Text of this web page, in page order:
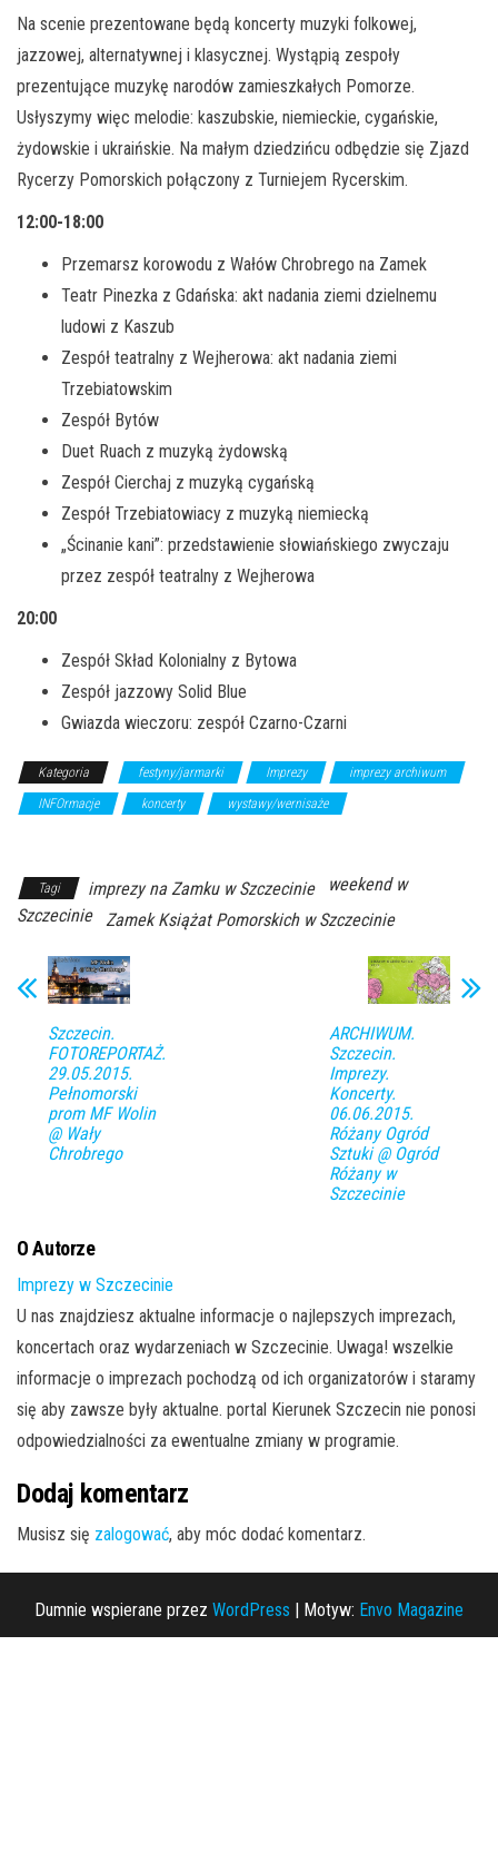
Na scenie prezentowane będą koncerty muzyki folkowej,
jazzowej, alternatywnej i klasycznej. Wystąpią zespoły
prezentujące muzykę narodów zamieszkałych Pomorze.
Usłyszymy więc melodie: kaszubskie, niemieckie, cygańskie,
żydowskie i ukraińskie. Na małym dziedzińcu odbędzie się Zjazd
Rycerzy Pomorskich połączony z Turniejem Rycerskim.
12:00-18:00
Przemarsz korowodu z Wałów Chrobrego na Zamek
Teatr Pinezka z Gdańska: akt nadania ziemi dzielnemu
ludowi z Kaszub
Zespół teatralny z Wejherowa: akt nadania ziemi
Trzebiatowskim
Zespół Bytów
Duet Ruach z muzyką żydowską
Zespół Cierchaj z muzyką cygańską
Zespół Trzebiatowiacy z muzyką niemiecką
„Ścinanie kani”: przedstawienie słowiańskiego zwyczaju
przez zespół teatralny z Wejherowa
20:00
Zespół Skład Kolonialny z Bytowa
Zespół jazzowy Solid Blue
Gwiazda wieczoru: zespół Czarno-Czarni
Kategoria festyny/jarmarki Imprezy
imprezy archiwum
INFOrmacje
koncerty wystawy/wernisaże
Tagi imprezy na Zamku w Szczecinie
weekend w
Szczecinie
Zamek Książat Pomorskich w Szczecinie
Szczecin.
FOTOREPORTAŻ.
29.05.2015.
Pełnomorski
prom MF Wolin
@ Wały
Chrobrego
ARCHIWUM.
Szczecin.
Imprezy.
Koncerty.
06.06.2015.
Różany Ogród
Sztuki @ Ogród
Różany w
Szczecinie
O Autorze
Imprezy w Szczecinie
U nas znajdziesz aktualne informacje o najlepszych imprezach,
koncertach oraz wydarzeniach w Szczecinie. Uwaga! wszelkie
informacje o imprezach pochodzą od ich organizatorów i staramy
się aby zawsze były aktualne. portal Kierunek Szczecin nie ponosi
odpowiedzialności za ewentualne zmiany w programie.
Dodaj komentarz
Musisz się zalogować, aby móc dodać komentarz.
Dumnie wspierane przez WordPress | Motyw: Envo Magazine